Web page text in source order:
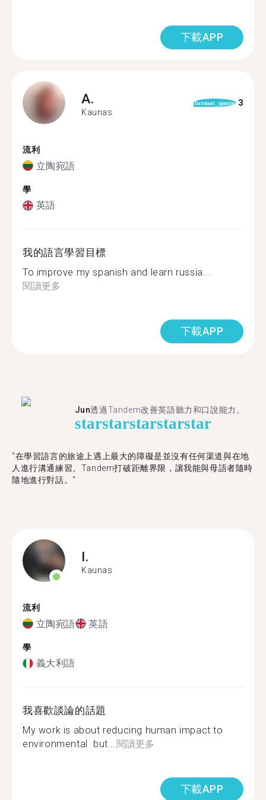
下載APP
A.
Kaunas
format_quote 3
流利
立陶宛語
學
英語
我的語言學習目標
To improve my spanish and learn russia...
閱讀更多
下載APP
Jun透過Tandem改善英語聽力和口說能力。
starstarstarstarstar
"在學習語言的旅途上遇上最大的障礙是並沒有任何渠道與在地
人進行溝通練習。Tandem打破距離界限，讓我能與母語者隨時
隨地進行對話。"
I.
Kaunas
流利
立陶宛語 英語
學
義大利語
我喜歡談論的話題
My work is about reducing human impact to
environmental ‍ but...閱讀更多
下載APP